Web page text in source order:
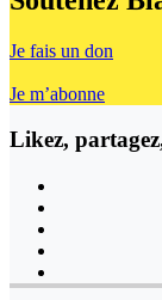
Je fais un don
Je m’abonne
Likez,